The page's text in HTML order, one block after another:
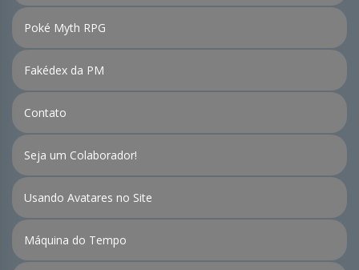
Poké Myth RPG
Fakédex da PM
Contato
Seja um Colaborador!
Usando Avatares no Site
Máquina do Tempo